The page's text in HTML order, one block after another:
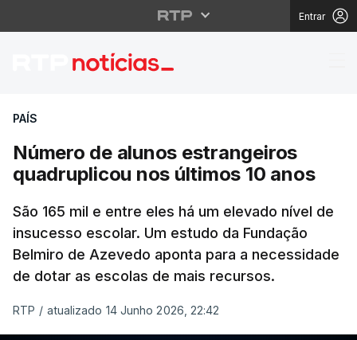
Entrar
Número de alunos
PAÍS
Número de alunos estrangeiros
quadruplicou nos últimos 10 anos
São 165 mil e entre eles há um elevado nível de
insucesso escolar. Um estudo da Fundação
Belmiro de Azevedo aponta para a necessidade
de dotar as escolas de mais recursos.
RTP / atualizado 14 Junho 2026, 22:42